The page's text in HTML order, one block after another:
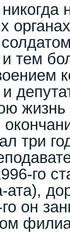
тем
три
го
он